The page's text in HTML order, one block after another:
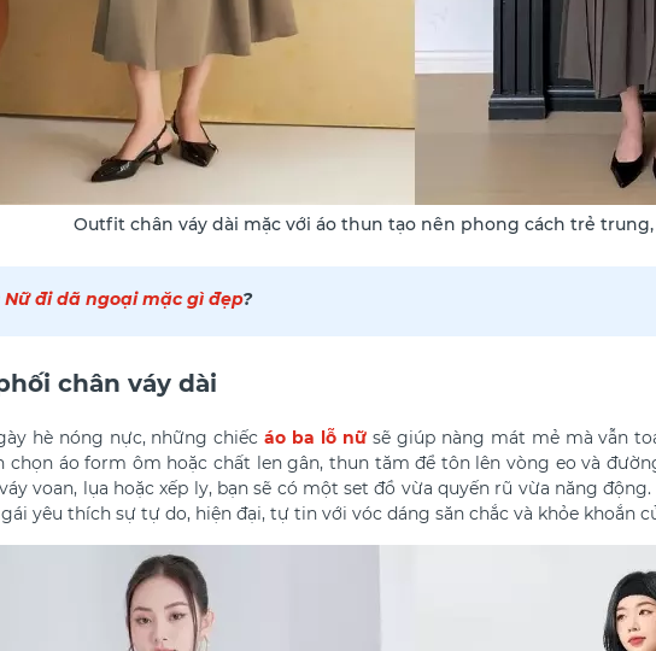
Outfit chân váy dài mặc với áo thun tạo nên phong cách trẻ
Nữ đi dã ngoại mặc gì đẹp?
chân váy dài
hè nóng nực, những chiếc áo ba lỗ nữ sẽ giúp nàng mát mẻ mà vẫn
chọn áo form ôm hoặc chất len gân, thun tăm để tôn lên vòng eo và
voan, lụa hoặc xếp ly, bạn sẽ có một set đồ vừa quyến rũ vừa năng động.
yêu thích sự tự do, hiện đại, tự tin với vóc dáng săn chắc và khỏe khoắn